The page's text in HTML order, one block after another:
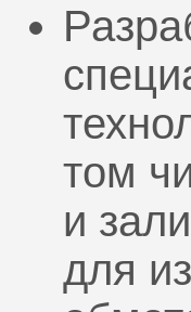
том
и
для